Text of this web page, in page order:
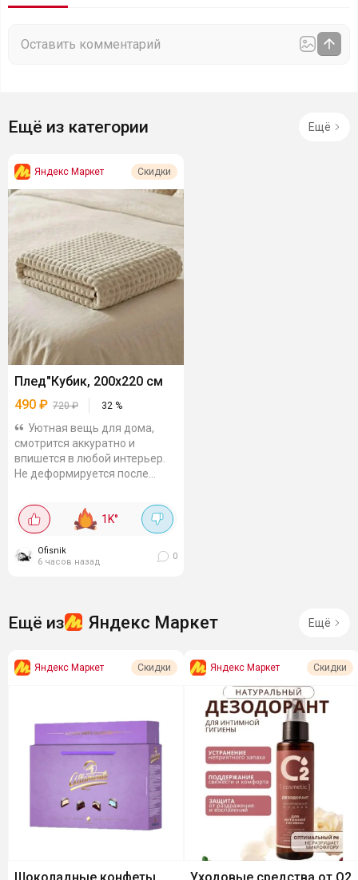
Ещё из категории Ещё
Яндекс Маркет Скидки
Плед"Кубик, 200x220 см
490 ₽ 720₽ 32 %
Уютная вещь для дома,
смотрится аккуратно и
впишется в любой интерьер.
Не деформируется после
Рисунок нейтральный,
подойдёт под любой...
1K°
Ofisnik
6 часов назад
0
Ещё из Яндекс Маркет Ещё
Яндекс Маркет Скидки Яндекс Маркет Скидки